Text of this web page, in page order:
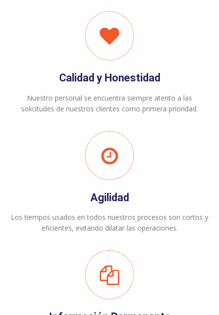
Calidad y Honestidad
Nuestro personal se encuentra siempre atento a las
solicitudes de nuestros clientes como primera prioridad.
Agilidad
Los tiempos usados en todos nuestros procesos son cortos y
eficientes, evitando dilatar las operaciones.